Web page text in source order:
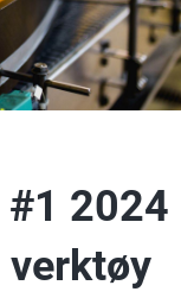
2024